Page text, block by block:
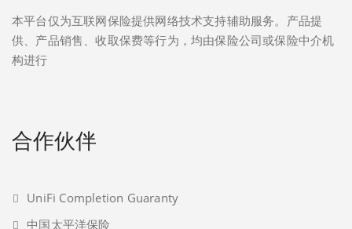
本平台仅为互联网保险提供网络技术支持辅助服务。产品提
供、产品销售、收取保费等行为，均由保险公司或保险中介机
构进行
合作伙伴
UniFi Completion Guaranty
中国太平洋保险